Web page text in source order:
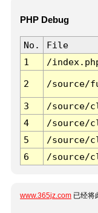
PHP Debug
No. File
1
/
2 /source/
3 /source/
4
/source/
5
/source/
6
/source/
www.365jz.com 已经将